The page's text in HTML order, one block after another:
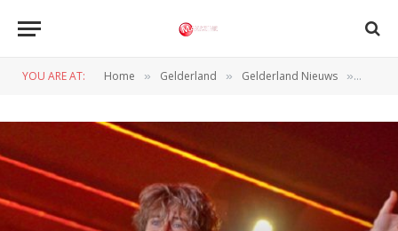
YOU ARE AT: Home » Gelderland » Gelderland Nieuws »